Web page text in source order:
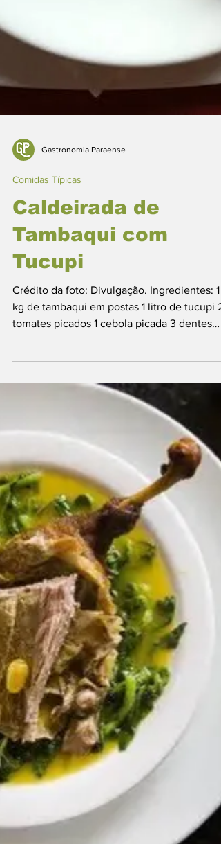
Gastronomia Paraense
Comidas Típicas
Caldeirada de
Crédito da foto: Divulgação. Ingredientes: 1
kg de tambaqui em postas 1 litro de tucupi 2
tomates picados 1 cebola picada 3 dentes